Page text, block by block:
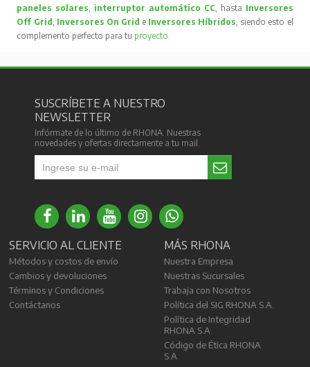
paneles solares
interruptor automático CC, hasta Inversores
Off Grid Inversores On Grid e Inversores Híbridos , siendo esto el
complemento perfecto para tu proyecto
SUSCRÍBETE A NUESTRO
NEWSLETTER
Infórmate de lo último de RHONA. Nuestras
novedades y ofertas directamente a tu mail.
SERVICIO AL CLIENTE
Métodos y costos de envío
Cambios y devoluciones
Términos y Condiciones
Contáctanos
MÁS RHONA
Nuestra Empresa
Nuestras Sucursales
Trabaja con Nosotros
Política del SIG RHONA S.A.
Política de Integridad
RHONA S.A.
Código de Ética RHONA
S.A.